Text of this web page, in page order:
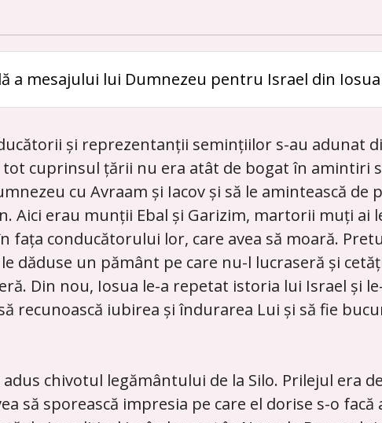
a mesajului lui Dumnezeu pentru Israel din Iosua
și reprezentanții semințiilor s-au adunat
tot cuprinsul țării nu era atât de bogat în amintiri
cu Avraam și Iacov și să le amintească
Aici erau munții Ebal și Garizim, martorii muți
fața conducătorului lor, care avea să moară.
dăduse un pământ pe care nu-l lucraseră și
Din nou, Iosua le-a repetat istoria lui Israel și
recunoască iubirea și îndurarea Lui și să fie
chivotul legământului de la Silo. Prilejul era
să sporească impresia pe care el dorise s-o